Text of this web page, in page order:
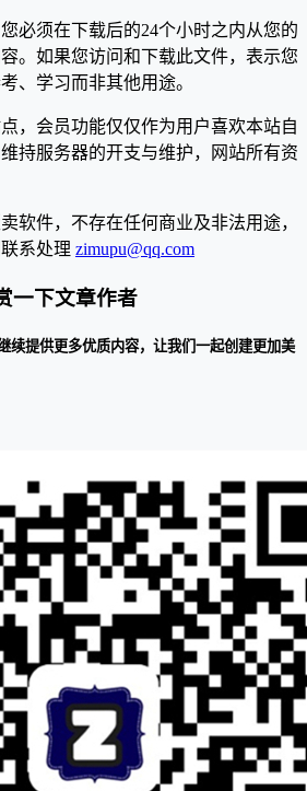
必须在下载后的24个小时之内从您的
。如果您访问和下载此文件，表示您
、学习而非其他用途。
，会员功能仅仅作为用户喜欢本站自
持服务器的开支与维护，网站所有资
软件，不存在任何商业及非法用途，
系处理 zimupu@qq.com
一下文章作者
续提供更多优质内容，让我们一起创建更加美